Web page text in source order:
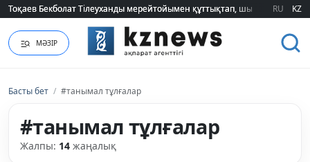
2026 жылғы білім грантын иеленгендердің тізімі жарияланды (ТІЗІМ)
RU KZ
МӘЗІР
Басты бет / #танымал тұлғалар
#танымал тұлғалар
Жалпы: 14 жаңалық